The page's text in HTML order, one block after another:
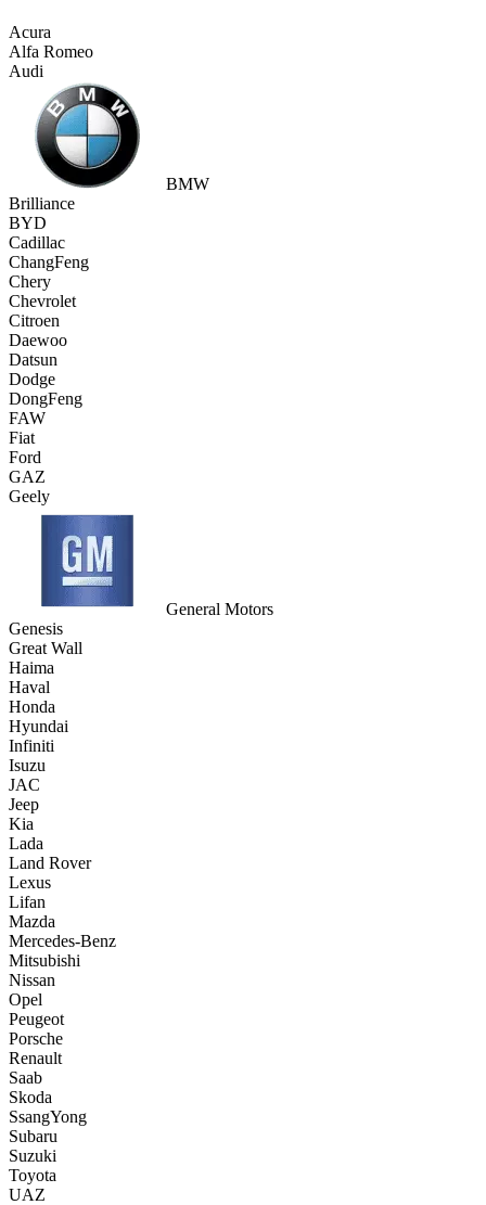
Acura
Alfa Romeo
Audi
BMW
Brilliance
BYD
Cadillac
ChangFeng
Chery
Chevrolet
Citroen
Daewoo
Datsun
Dodge
DongFeng
FAW
Fiat
Ford
GAZ
Geely
General Motors
Genesis
Great Wall
Haima
Haval
Honda
Hyundai
Infiniti
Isuzu
JAC
Jeep
Kia
Lada
Land Rover
Lexus
Lifan
Mazda
Mercedes-Benz
Mitsubishi
Nissan
Opel
Peugeot
Porsche
Renault
Saab
Skoda
SsangYong
Subaru
Suzuki
Toyota
UAZ